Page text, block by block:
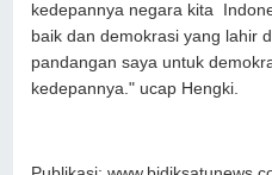
kedepannya negara kita
baik dan demokrasi yang lahir
pandangan saya untuk
kedepannya." ucap Hengki.